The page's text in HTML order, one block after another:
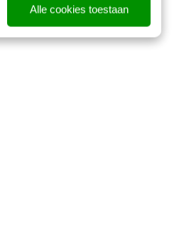
Alle cookies toestaan